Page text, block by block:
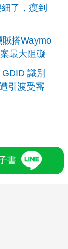
了，瘦到
搭Waymo
最大阻礙
識別
引渡受審
書